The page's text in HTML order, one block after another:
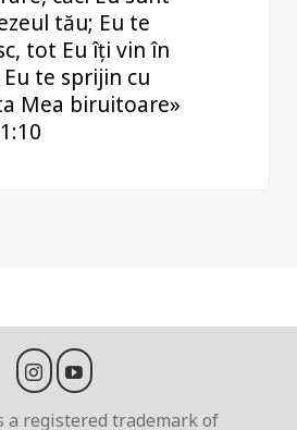
tău; Eu te
tot Eu îți vin în
te sprijin cu
Mea biruitoare»
a registered trademark of